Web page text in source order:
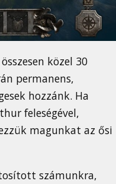
közel 30
permanens,
hozzánk. Ha
feleségével,
magunkat az ősi
számunkra,